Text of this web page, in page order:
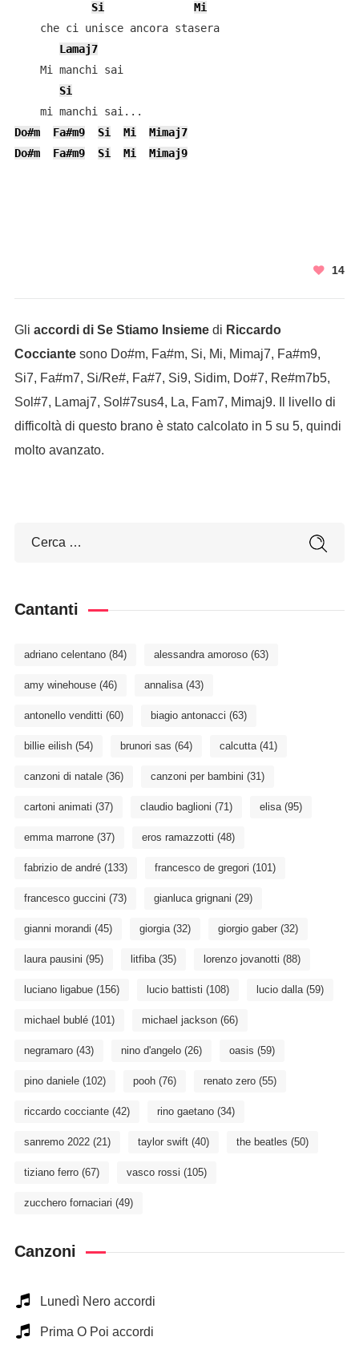
Si
Mi
    che ci unisce ancora stasera
Lamaj7
    Mi manchi sai
Si
Do#m
Fa#m9 Si Mi
Mimaj7
Do#m
Fa#m9 Si Mi Mimaj9
14
Gli accordi di Se Stiamo Insiemedi Riccardo
Cocciantesono Do#m, Fa#m, Si, Mi, Mimaj7, Fa#m9,
Si7, Fa#m7, Si/Re#, Fa#7, Si9, Sidim, Do#7, Re#m7b5,
Sol#7, Lamaj7, Sol#7sus4, La, Fam7, Mimaj9. Il livello di
difficoltà di questo brano è stato calcolato in 5 su 5, quindi
molto avanzato.
Cantanti
adriano celentano(84) alessandra amoroso(63)
amy winehouse(46) annalisa(43)
antonello venditti (60) biagio antonacci (63)
billie eilish(54) brunori sas (64) calcutta(41)
canzoni di natale(36) canzoni per bambini (31)
cartoni animati (37) claudio baglioni (71) elisa(95)
emma marrone(37) eros ramazzotti (48)
fabrizio de andré(133) francesco de gregori (101)
francesco guccini (73) gianluca grignani (29)
gianni morandi (45) giorgia(32) giorgio gaber(32)
laura pausini (95) litfiba(35) lorenzo jovanotti (88)
luciano ligabue(156) lucio battisti (108) lucio dalla(59)
michael bublé(101) michael jackson(66)
negramaro(43) nino d'angelo(26) oasis (59)
pino daniele(102) pooh(76) renato zero(55)
riccardo cocciante(42) rino gaetano(34)
sanremo 2022(21) taylor swift(40) the beatles (50)
tiziano ferro(67) vasco rossi (105)
zucchero fornaciari (49)
Canzoni
Lunedì Nero accordi
Prima O Poi accordi